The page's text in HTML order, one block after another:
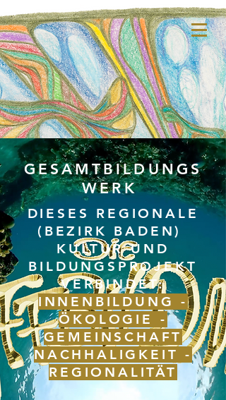
GESAMTBILDUNGS
WERK
DIESES REGIONALE
(BEZIRK BADEN)
KULTUR UND
BILDUNGSPROJEKT
VERBINDET:
INNENBILDUNG -
ÖKOLOGIE -
GEMEINSCHAFT
NACHHALIGKEIT -
REGIONALITÄT